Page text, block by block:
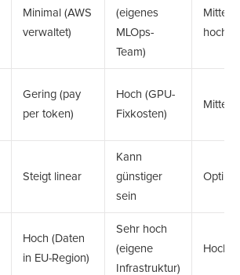
Minimal (AWS
verwaltet)
(eigenes
MLOps-
Team)
Mittel
hoch
Gering (pay
per token)
Hoch (GPU-
Fixkosten)
Mittel
Steigt linear
Kann
günstiger
sein
Hoch (Daten
in EU-Region)
Sehr hoch
(eigene
Infrastruktur)
Hoch